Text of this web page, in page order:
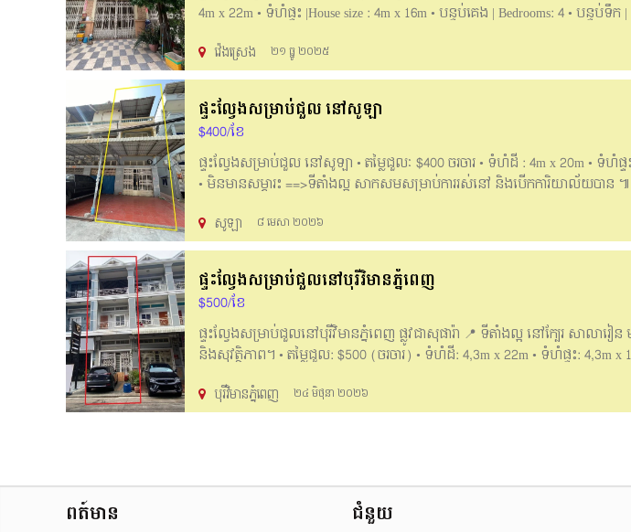
4m x 22m • ទំហំផ្ទះ |House size : 4m x 16m • បន្ទប់គេង | Bedrooms: 4 • បន្ទប់ទឹ
living or open office. _______________________________ ☎️សម្រាប់ពត៍មានលម្អិ
061888105,061888107/061888110
វ៉េងស្រេង ២១ ធ្នូ ២០២៥
ផ្ទះល្វែងសម្រាប់ជួល​​ នៅសូឡា
$400/ខែ
ផ្ទះល្វែងសម្រាប់ជួល​​ នៅសូឡា •​ តម្លៃជួលៈ $400 ចរចារ • ទំហំដី : 4m x 20m • ទំហំផ្
• មិនមានសម្ភារះ ==>ទីតាំងល្អ សាកសមសម្រាប់ការរស់នៅ និងបើកការិយាល័យបាន ៕
have furniture ==>Good location, close to town, schools, Easy to living and easy to
_______________________________________ #For more information can
/061888105/ 061888107/ 095888107
សូឡា ៨ មេសា ២០២៦
ផ្ទះល្វែងសម្រាប់ជួលនៅបុរីវិមានភ្នំពេញ
$500/ខែ
ផ្ទះល្វែងសម្រាប់ជួលនៅបុរីវិមានភ្នំពេញ ផ្លូវជាសុផារ៉ា ​ 📍 ទីតាំងល្អ នៅក្បែរ សាលា
និងសុវត្ថិភាព។ •​ តម្លៃជួល: $500 (ចរចារ) • ទំហំដី: 4,3m x 22m •​ ទំហំផ្ទះ:
near schools, and hospitals, Easy to living for comfortable and security. • Price
House size: 4.3m x 16m • Bedroom: 4 • Bathroom: 5 •​ In front: 5m / Back: 1m
បុរីវិមានភ្នំពេញ ២៤ មិថុនា ២០២៦
ពត៍មាន ជំនួយ